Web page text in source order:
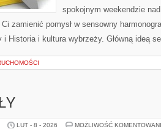
spokojnym weekendzie
zamienić pomysł w sensowny
i Historia i kultura wybrzeży. Główną ideą
LUT - 8 - 2026 MOŻLIWOŚĆ